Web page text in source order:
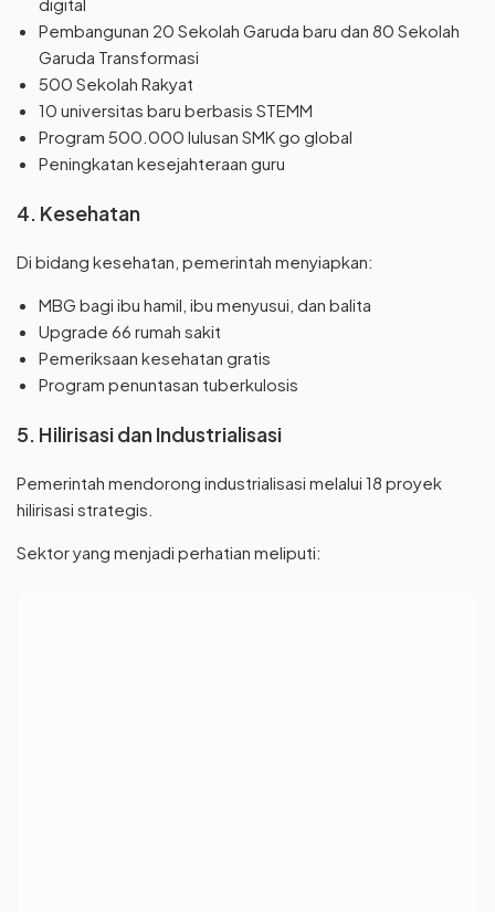
digital
Pembangunan 20 Sekolah Garuda baru dan 80 Sekolah
Garuda Transformasi
500 Sekolah Rakyat
10 universitas baru berbasis STEMM
Program 500.000 lulusan SMK go global
Peningkatan kesejahteraan guru
4. Kesehatan
Di bidang kesehatan, pemerintah menyiapkan:
MBG bagi ibu hamil, ibu menyusui, dan balita
Upgrade 66 rumah sakit
Pemeriksaan kesehatan gratis
Program penuntasan tuberkulosis
5. Hilirisasi dan Industrialisasi
Pemerintah mendorong industrialisasi melalui 18 proyek
hilirisasi strategis.
Sektor yang menjadi perhatian meliputi: